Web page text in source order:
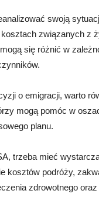
swoją
związanych z
się różnić w
o emigracji, warto
mogą pomóc w
planu.
trzeba mieć
kosztów podróży,
zdrowotnego